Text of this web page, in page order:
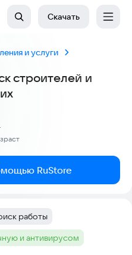
Скачать
и услуги
строителей и
RuStore
: работы
и антивирусом